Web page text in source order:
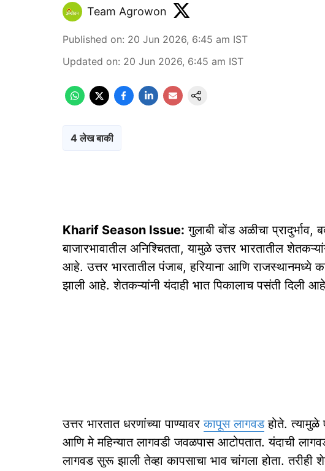
Team Agrowon
Published on: 20 Jun 2026, 6:45 am IST
Updated on: 20 Jun 2026, 6:45 am IST
4 लेख बाकी
Kharif Season Issue: गुलाबी बोंड अळीचा
बाजारभावातील अनिश्चितता, यामुळे उत्तर भारतातील
आहे. उत्तर भारतातील पंजाब, हरियाना आणि
झाली आहे. शेतकऱ्यांनी यंदाही भात पिकालाच पसंती दिली
उत्तर भारतात धरणांच्या पाण्यावरकापूस लागवडहोते. त्यामुळे
आणि मे महिन्यात लागवडी जवळपास आटोपतात. यंदाची
लागवड सुरू झाली तेव्हा कापसाचा भाव चांगला होता.